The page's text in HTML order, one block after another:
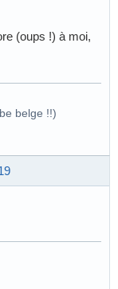
(oups !) à moi,
belge !!)